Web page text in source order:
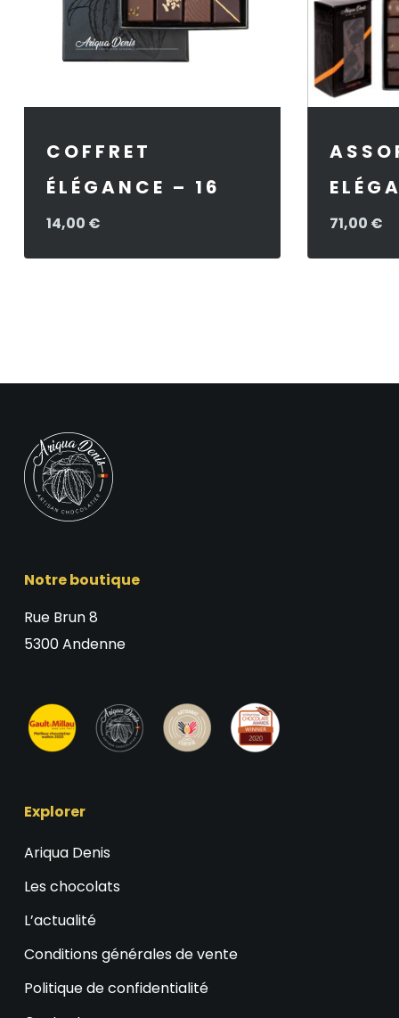
COFFRET
ÉLÉGANCE – 16
14,00 € 71,00 €
Notre boutique
Rue Brun 8
5300 Andenne
Explorer
Ariqua Denis
Les chocolats
L’actualité
Conditions générales de vente
Politique de confidentialité